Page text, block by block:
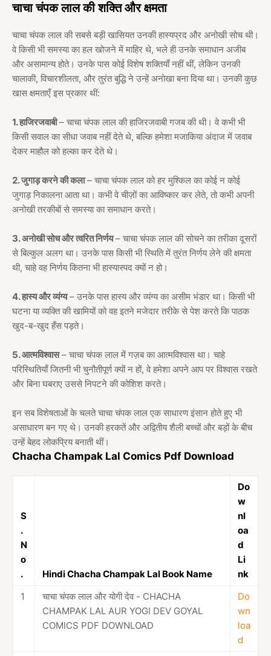
चाचा चंपक लाल की शक्ति और क्षमता
चाचा चंपक लाल की सबसे बड़ी खासियत उनकी हास्यप्रद और अनोखी सोच थी।
वे किसी भी समस्या का हल खोजने में माहिर थे, भले ही उनके समाधान अजीब
और असामान्य होते। उनके पास कोई विशेष शक्तियाँ नहीं थीं, लेकिन उनकी
चालाकी, विचारशीलता, और तुरंत बुद्धि ने उन्हें अनोखा बना दिया था। उनकी कुछ
खास क्षमताएँ इस प्रकार थीं:
1. हाजिरजवाबी– चाचा चंपक लाल की हाजिरजवाबी गजब की थी। वे कभी भी
किसी सवाल का सीधा जवाब नहीं देते थे, बल्कि हमेशा मजाकिया अंदाज में जवाब
देकर माहौल को हल्का कर देते थे।
2. जुगाड़ करने की कला– चाचा चंपक लाल को हर मुश्किल का कोई न कोई
जुगाड़ निकालना आता था। कभी वे चीज़ों का आविष्कार कर लेते, तो कभी अपनी
अनोखी तरकीबों से समस्या का समाधान करते।
3. अनोखी सोच और त्वरित निर्णय– चाचा चंपक लाल की सोचने का तरीका दूसरों
से बिल्कुल अलग था। उनके पास किसी भी स्थिति में तुरंत निर्णय लेने की क्षमता
थी, चाहे वह निर्णय कितना भी हास्यास्पद क्यों न हो।
4. हास्य और व्यंग्य– उनके पास हास्य और व्यंग्य का असीम भंडार था। किसी भी
घटना या व्यक्ति की खामियों को वह इतने मजेदार तरीके से पेश करते कि पाठक
खुद-ब-खुद हँस पड़ते।
5. आत्मविश्वास– चाचा चंपक लाल में गज़ब का आत्मविश्वास था। चाहे
परिस्थितियाँ जितनी भी चुनौतीपूर्ण क्यों न हों, वे हमेशा अपने आप पर विश्वास रखते
और बिना घबराए उससे निपटने की कोशिश करते।
इन सब विशेषताओं के चलते चाचा चंपक लाल एक साधारण इंसान होते हुए भी
असाधारण बन गए थे। उनकी हरकतें और अद्वितीय शैली बच्चों और बड़ों के बीच
उन्हें बेहद लोकप्रिय बनाती थीं।
Chacha Champak Lal Comics Pdf Download
S
.
N
o
.
Hindi Chacha Champak Lal Book Name
Do
w
nl
oa
d
Li
nk
1
चाचा चंपक लाल और योगी देव - CHACHA
CHAMPAK LAL AUR YOGI DEV GOYAL
COMICS PDF DOWNLOAD
Do
wn
loa
d